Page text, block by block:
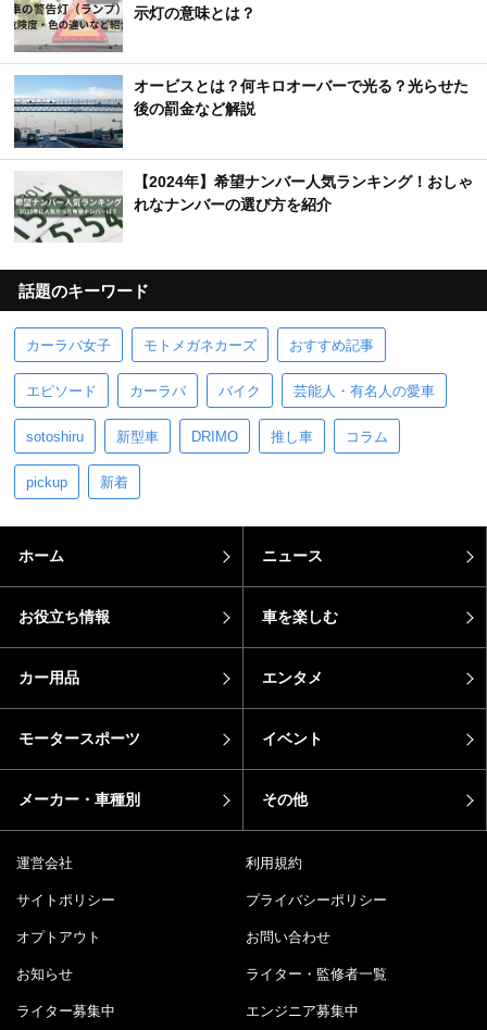
示灯の意味とは？
オービスとは？何キロオーバーで光る？光らせた
後の罰金など解説
【2024年】希望ナンバー人気ランキング！おしゃ
れなナンバーの選び方を紹介
話題のキーワード
カーラバ女子 モトメガネカーズ おすすめ記事
エピソード カーラバ バイク 芸能人・有名人の愛車
sotoshiru 新型車 DRIMO 推し車 コラム
pickup 新着
ホーム ニュース
お役立ち情報 車を楽しむ
カー用品 エンタメ
モータースポーツ イベント
メーカー・車種別 その他
運営会社 利用規約
サイトポリシー プライバシーポリシー
オプトアウト お問い合わせ
お知らせ ライター・監修者一覧
ライター募集中 エンジニア募集中